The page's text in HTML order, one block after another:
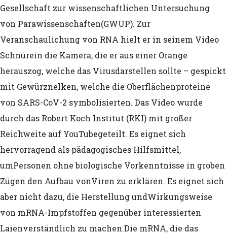
Das reduktionistische
(H+)
Mooresches Gesetz (Exponentielle
Evolution)
Reverse Psychology
Radikale Virologie (ein
Transhumanismus, Gehirn-Computer
und gesteuerte Evolution
Die Kleine Welt Hypothese (Milgram,
Der Bystander Effekt
Gesellschaft zur wissenschaftlichen Untersuchung
von Parawissenschaften(GWUP). Zur
Veranschaulichung von RNA hielt er in seinem Video
Schnürein die Kamera, die er aus einer Orange
herauszog, welche das Virusdarstellen sollte – gespickt
mit Gewürznelken, welche die Oberflächenproteine
von SARS-CoV-2 symbolisierten. Das Video wurde
durch das Robert Koch Institut (RKI) mit großer
Reichweite auf YouTubegeteilt. Es eignet sich
hervorragend als pädagogisches Hilfsmittel,
umPersonen ohne biologische Vorkenntnisse in groben
Zügen den Aufbau vonViren zu erklären. Es eignet sich
aber nicht dazu, die Herstellung undWirkungsweise
von mRNA-Impfstoffen gegenüber interessierten
Laienverständlich zu machen.Die mRNA, die das